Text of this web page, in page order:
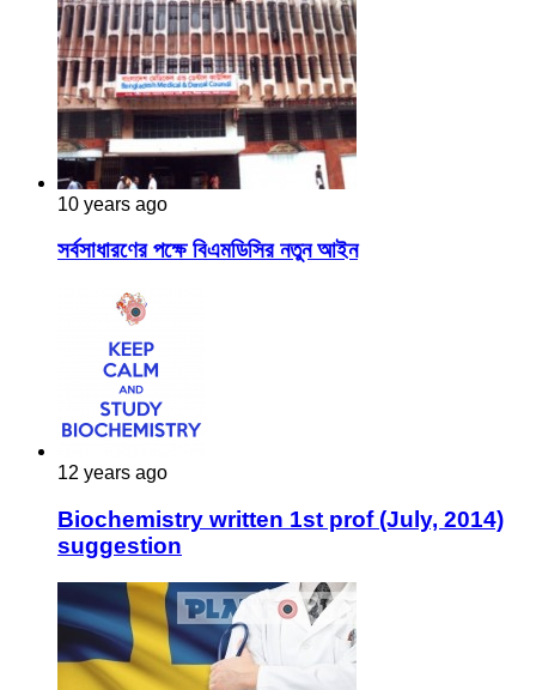
10 years ago
সর্বসাধারণের পক্ষে বিএমডিসির নতুন আইন
12 years ago
Biochemistry written 1st prof (July, 2014)
suggestion